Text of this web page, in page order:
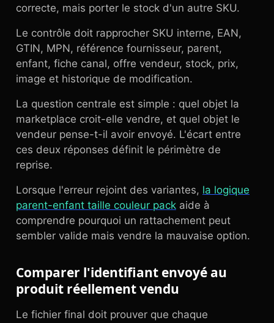
correcte, mais porter le stock d'un autre SKU.
Le contrôle doit rapprocher SKU interne, EAN,
GTIN, MPN, référence fournisseur, parent,
enfant, fiche canal, offre vendeur, stock, prix,
image et historique de modification.
La question centrale est simple : quel objet la
marketplace croit-elle vendre, et quel objet le
vendeur pense-t-il avoir envoyé. L'écart entre
ces deux réponses définit le périmètre de
reprise.
Lorsque l'erreur rejoint des variantes, la logique
parent-enfant taille couleur pack aide à
comprendre pourquoi un rattachement peut
sembler valide mais vendre la mauvaise option.
Comparer l'identifiant envoyé au
produit réellement vendu
Le fichier final doit prouver que chaque